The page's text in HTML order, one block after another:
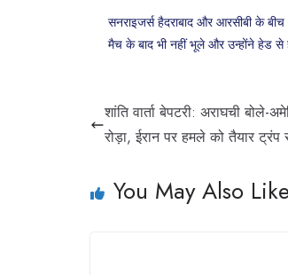
सनराइजर्स हैदराबाद और आरसीबी के
मैच के बाद भी नहीं भूले और उन्होंने हेड से
शांति वार्ता बेपटरी: अराघची बोले-
रोड़ा, ईरान पर हमले को तैयार ट्रंप
You May Also Like